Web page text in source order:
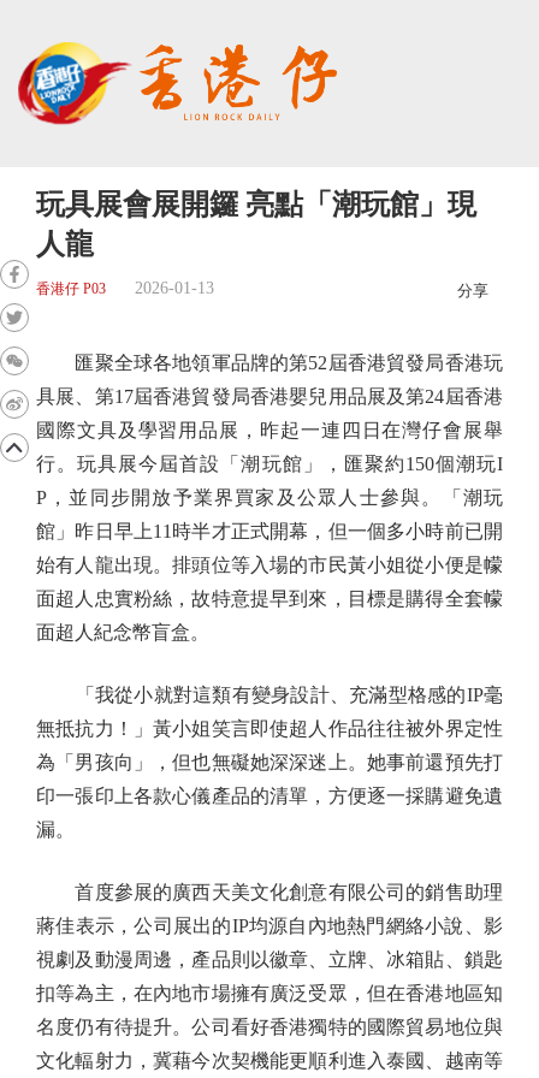
玩具展會展開鑼 亮點「潮玩館」現
人龍
香港仔 P03 2026-01-13 分享
匯聚全球各地領軍品牌的第52屆香港貿發局香港玩
具展、第17屆香港貿發局香港嬰兒用品展及第24屆香港
國際文具及學習用品展，昨起一連四日在灣仔會展舉
行。玩具展今屆首設「潮玩館」，匯聚約150個潮玩I
P，並同步開放予業界買家及公眾人士參與。「潮玩
館」昨日早上11時半才正式開幕，但一個多小時前已開
始有人龍出現。排頭位等入場的市民黃小姐從小便是幪
面超人忠實粉絲，故特意提早到來，目標是購得全套幪
面超人紀念幣盲盒。
「我從小就對這類有變身設計、充滿型格感的IP毫
無抵抗力！」黃小姐笑言即使超人作品往往被外界定性
為「男孩向」，但也無礙她深深迷上。她事前還預先打
印一張印上各款心儀產品的清單，方便逐一採購避免遺
漏。
首度參展的廣西天美文化創意有限公司的銷售助理
蔣佳表示，公司展出的IP均源自內地熱門網絡小說、影
視劇及動漫周邊，產品則以徽章、立牌、冰箱貼、鎖匙
扣等為主，在內地市場擁有廣泛受眾，但在香港地區知
名度仍有待提升。公司看好香港獨特的國際貿易地位與
文化輻射力，冀藉今次契機能更順利進入泰國、越南等